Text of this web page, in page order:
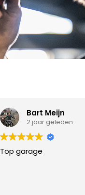
Gino Ramkisoen
2 jaar geleden
Toppers!